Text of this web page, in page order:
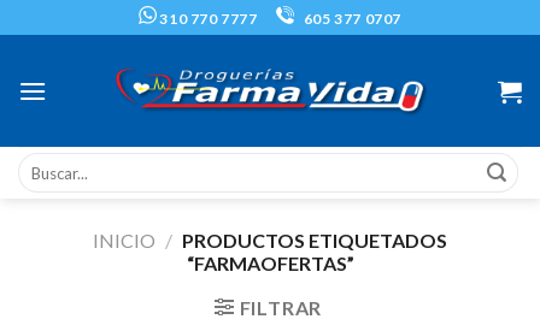
310 770 7777 605 377 0707
Buscar
INICIO / PRODUCTOS ETIQUETADOS
“FARMAOFERTAS”
FILTRAR